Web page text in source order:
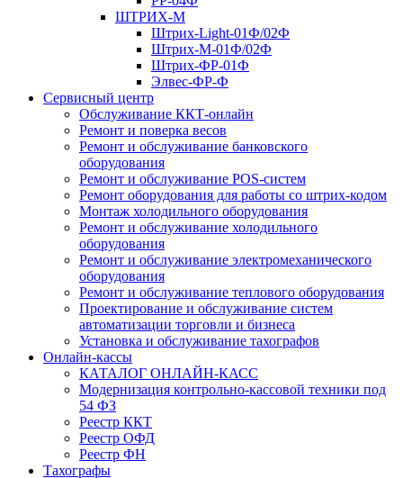
ШТРИХ-М
Штрих-Light-01Ф/02Ф
Штрих-М-01Ф/02Ф
Штрих-ФР-01Ф
Элвес-ФР-Ф
Сервисный центр
Обслуживание ККТ-онлайн
Ремонт и поверка весов
Ремонт и обслуживание банковского
оборудования
Ремонт и обслуживание POS-систем
Ремонт оборудования для работы со штрих-кодом
Монтаж холодильного оборудования
Ремонт и обслуживание холодильного
оборудования
Ремонт и обслуживание электромеханического
оборудования
Ремонт и обслуживание теплового оборудования
Проектирование и обслуживание систем
автоматизации торговли и бизнеса
Установка и обслуживание тахографов
Онлайн-кассы
КАТАЛОГ ОНЛАЙН-КАСС
Модернизация контрольно-кассовой техники под
54 ФЗ
Реестр ККТ
Реестр ОФД
Реестр ФН
Тахографы